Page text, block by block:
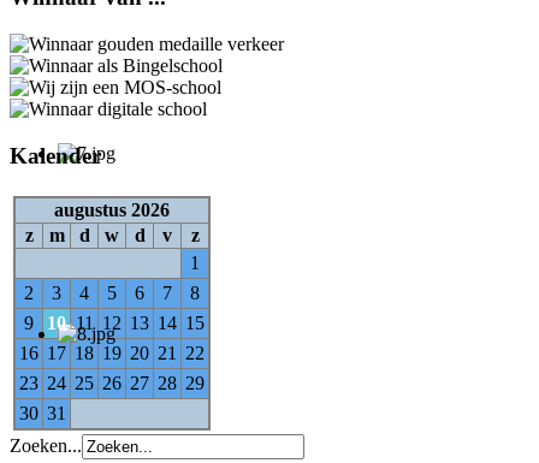
Kalender
augustus 2026
z
m d w d v
z
1
2
3 4 5 6 7
8
9
10 11 12 13 14 15
16 17 18 19 20 21
22
23 24 25 26 27 28 29
30 31
Zoeken...